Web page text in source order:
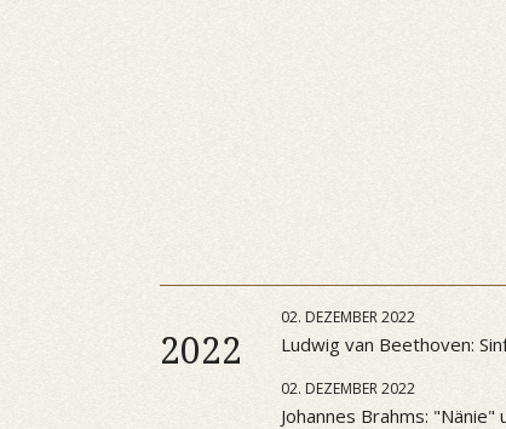
2022
02. DEZEMBER 2022
Ludwig van Beethoven:
02. DEZEMBER 2022
Johannes Brahms: "Nänie"